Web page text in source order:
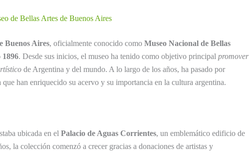
de Bellas Artes de Buenos Aires
Buenos Aires, oficialmente conocido como Museo Nacional de Bellas
1896. Desde sus inicios, el museo ha tenido como objetivo principal promover
de Argentina y del mundo. A lo largo de los años, ha pasado por
han enriquecido su acervo y su importancia en la cultura argentina.
ubicada en el Palacio de Aguas Corrientes, un emblemático edificio de
la colección comenzó a crecer gracias a donaciones de artistas y